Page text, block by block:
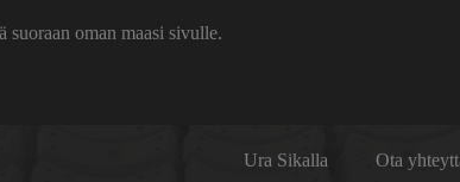
oman maasi sivulle.
Ura Sikalla Ota